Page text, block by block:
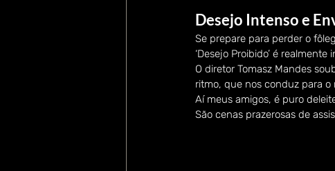
Desejo Intenso e
Se prepare para perder o
‘Desejo Proibido’ é
O diretor Tomasz Mandes
ritmo, que nos conduz para
Aí meus amigos, é puro
São cenas prazerosas de